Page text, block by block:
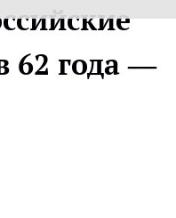
62 года —